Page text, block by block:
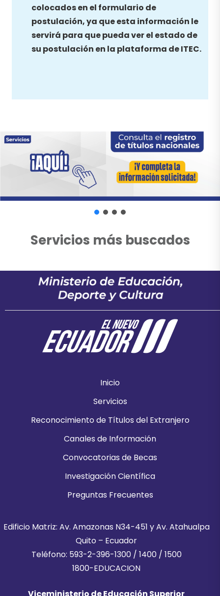
colocados en el formulario de
postulación, ya que esta información le
servirá para que pueda ver el estado de
su postulación en la plataforma de ITEC.
Servicios más buscados
Inicio
Servicios
Reconocimiento de Títulos del Extranjero
Canales de Información
Convocatorias de Becas
Investigación Científica
Preguntas Frecuentes
Edificio Matriz: Av. Amazonas N34-451 y Av. Atahualpa
Quito – Ecuador
Teléfono: 593-2-396-1300 / 1400 / 1500
1800-EDUCACION